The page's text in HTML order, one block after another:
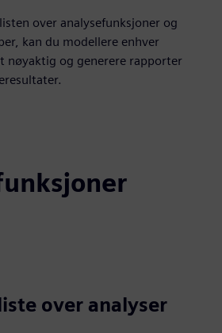
over analysefunksjoner og
kan du modellere enhver
nøyaktig og generere rapporter
over analyser